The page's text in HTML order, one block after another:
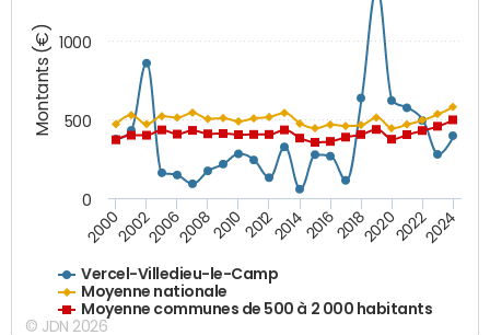
Montants (€)
Vercel-Villedieu-le-Camp
Moyenne nationale
Moyenne communes de 500 à 2 000 habitants
200020022006200820102012201420162018202020222024
0
500
1000
© JDN 2026